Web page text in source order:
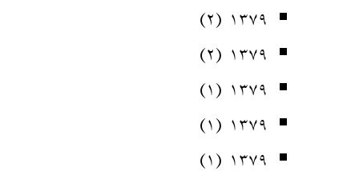
۱۳۷۹ (۲)
۱۳۷۹ (۲)
۱۳۷۹ (۱)
۱۳۷۹ (۱)
۱۳۷۹ (۱)